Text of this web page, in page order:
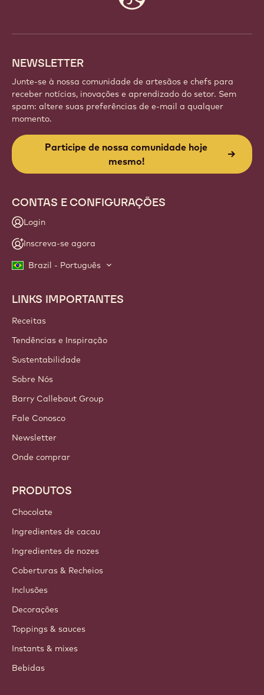
NEWSLETTER
Junte-se à nossa comunidade de artesãos e chefs para
receber notícias, inovações e aprendizado do setor. Sem
spam: altere suas preferências de e-mail a qualquer
momento.
Participe de nossa comunidade hoje
mesmo!
CONTAS E CONFIGURAÇÕES
Login
Inscreva-se agora
Brazil - Português
Footer
Callebaut
LINKS IMPORTANTES
Receitas
Tendências e Inspiração
Sustentabilidade
Sobre Nós
Barry Callebaut Group
Fale Conosco
Newsletter
Onde comprar
PRODUTOS
Chocolate
Ingredientes de cacau
Ingredientes de nozes
Coberturas & Recheios
Inclusões
Decorações
Toppings & sauces
Instants & mixes
Bebidas